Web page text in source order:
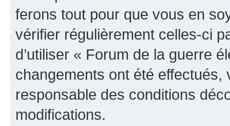
ferons tout pour que vous en
vérifier régulièrement celles-ci
d’utiliser « Forum de la guerre
changements ont été effectués,
responsable des conditions
modifications.